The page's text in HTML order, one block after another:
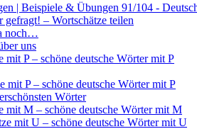
| Beispiele & Übungen 91/104 -
gefragt! – Wortschätze teilen
noch…
uns
mit P – schöne deutsche Wörter mit P
mit P – schöne deutsche Wörter mit P
Wörter
mit M – schöne deutsche Wörter mit M
mit U – schöne deutsche Wörter mit U